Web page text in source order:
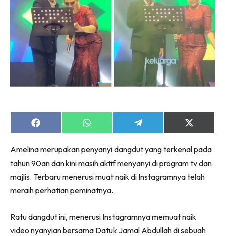
Share
on
Share
on
Share
on
Share
on
(Twitter)
Amelina merupakan penyanyi dangdut yang terkenal pada
tahun 90an dan kini masih aktif menyanyi di program tv dan
majlis. Terbaru menerusi muat naik di Instagramnya telah
meraih perhatian peminatnya.
Ratu dangdut ini, menerusi Instagramnya memuat naik
video nyanyian bersama Datuk Jamal Abdullah di sebuah